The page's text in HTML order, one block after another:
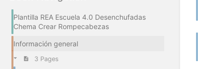
Plantilla REA Escuela 4.0 Desenchufadas
Chema Crear Rompecabezas
Información general
3 Pages